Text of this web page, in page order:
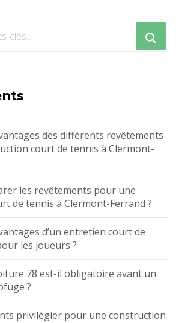
des différents revêtements
court de tennis à Clermont-
les revêtements pour une
de tennis à Clermont-Ferrand ?
d’un entretien court de
les joueurs ?
78 est-il obligatoire avant un
?
privilégier pour une construction